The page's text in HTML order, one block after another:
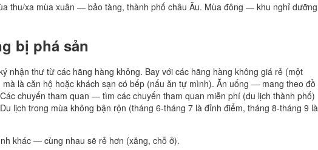
thu/xa mùa xuân — bảo tàng, thành phố châu Âu. Mùa đông — khu nghỉ dưỡng
bị phá sản
nhận thư từ các hãng hàng không. Bay với các hãng hàng không giá rẻ (một
là căn hộ hoặc khách sạn có bếp (nấu ăn tự mình). Ăn uống — mang theo đồ
chuyến tham quan — tìm các chuyến tham quan miễn phí (du lịch thành phố)
lịch trong mùa không bận rộn (tháng 6-tháng 7 là đỉnh điểm, tháng 8-tháng 9 là
khác — cùng nhau sẽ rẻ hơn (xăng, chỗ ở).